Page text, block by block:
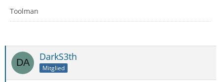
Toolman
DarkS3th
Mitglied